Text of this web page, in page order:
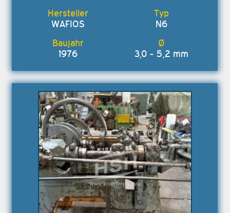
WAFIOS N6
1976 3,0 - 5,2 mm